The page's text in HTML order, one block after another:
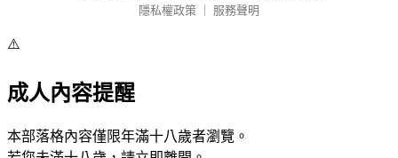
隱私權政策
服務聲明
⚠️
成人內容提醒
本部落格內容僅限年滿十八歲者瀏覽。